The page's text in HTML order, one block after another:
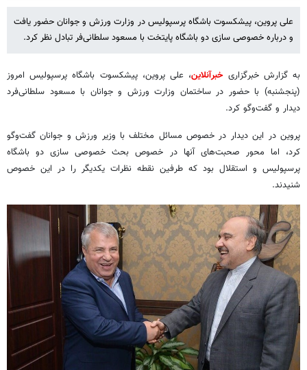
علی پروین، پیشکسوت باشگاه پرسپولیس در وزارت ورزش و جوانان حضور یافت
و درباره خصوصی سازی دو باشگاه پایتخت با مسعود سلطانی‌فر تبادل نظر کرد.
به گزارش خبرگزاریخبرآنلاین، علی پروین، پیشکسوت باشگاه پرسپولیس امروز
(پنجشنبه) با حضور در ساختمان وزارت ورزش و جوانان با مسعود سلطانی‌فرد
دیدار و گفت‌وگو کرد.
پروین در این دیدار در خصوص مسائل مختلف با وزیر ورزش و جوانان گفت‌وگو
کرد، اما محور صحبت‌های آنها در خصوص بحث خصوصی سازی دو باشگاه
پرسپولیس و استقلال بود که طرفین نقطه نظرات یکدیگر را در این خصوص
شنیدند.